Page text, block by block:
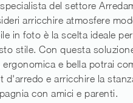
del settore
arricchire atmosfere
in foto è la scelta ideale
stile. Con questa
e bella potrai
d'arredo e arricchire la
con amici e parenti.